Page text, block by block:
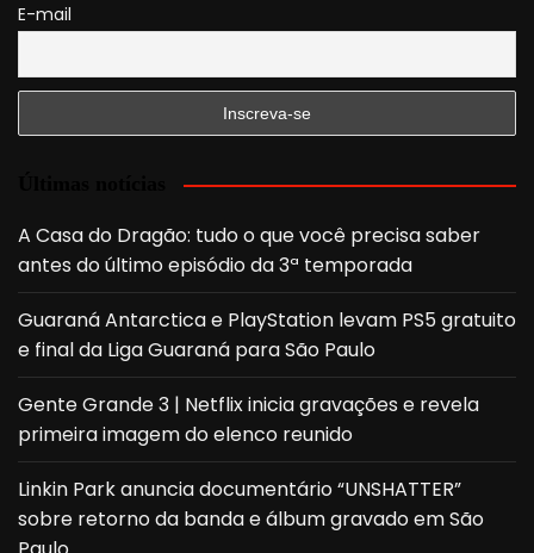
E-mail
A Casa do Dragão: tudo o que você precisa saber
antes do último episódio da 3ª temporada
Guaraná Antarctica e PlayStation levam PS5 gratuito
e final da Liga Guaraná para São Paulo
Gente Grande 3 | Netflix inicia gravações e revela
primeira imagem do elenco reunido
Linkin Park anuncia documentário “UNSHATTER”
sobre retorno da banda e álbum gravado em São